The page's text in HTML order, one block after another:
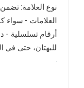
نوع العلامة:
العلامات - سواء
أرقام تسلسلية -
للبهتان، حتى في